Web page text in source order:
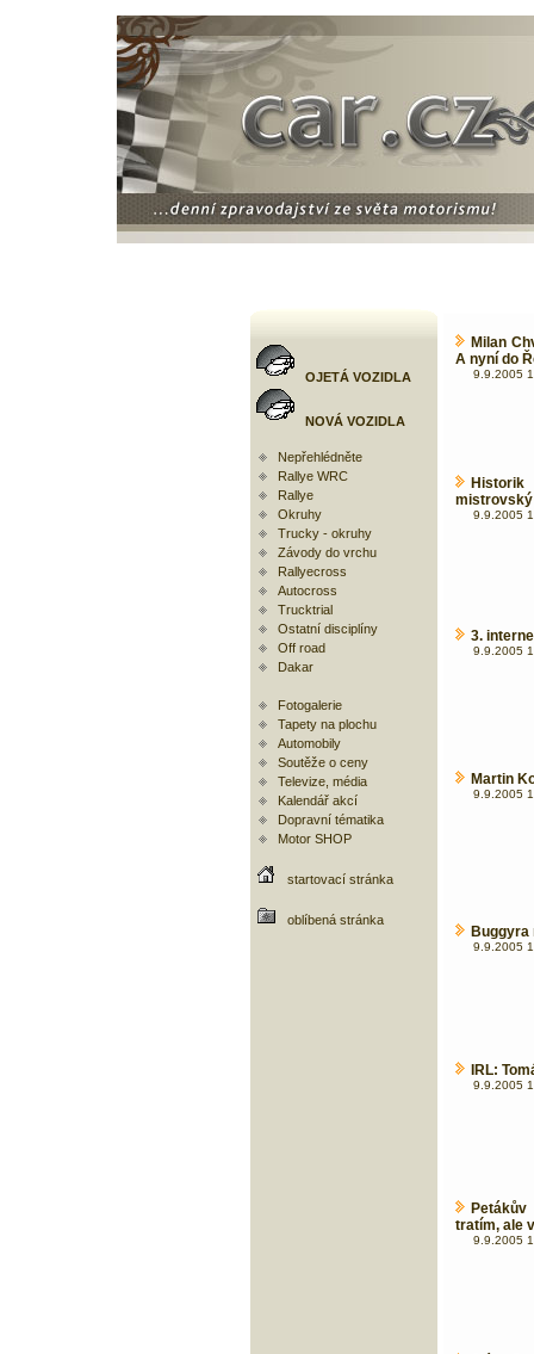
OJETÁ VOZIDLA
NOVÁ VOZIDLA
Nepřehlédněte
Rallye WRC
Rallye
Okruhy
Trucky - okruhy
Závody do vrchu
Rallyecross
Autocross
Trucktrial
Ostatní disciplíny
Off road
Dakar
Fotogalerie
Tapety na plochu
Automobily
Soutěže o ceny
Televize, média
Kalendář akcí
Dopravní tématika
Motor SHOP
startovací stránka
oblíbená stránka
Milan
A nyní do
9.9.2005
9.9.2005
3.
9.9.2005
Martin
9.9.2005
Buggyra
9.9.2005
IRL:
9.9.2005
tratím, ale
9.9.2005